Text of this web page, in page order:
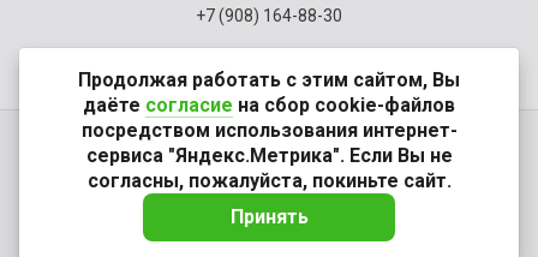
+7 (908) 164-88-30
Политика конфиденциальности
Реквизиты
Создание сайта:
Продолжая работать с этим сайтом, Вы
даёте согласие на сбор cookie-файлов
посредством использования интернет-
сервиса "Яндекс.Метрика". Если Вы не
согласны, пожалуйста, покиньте сайт.
Принять